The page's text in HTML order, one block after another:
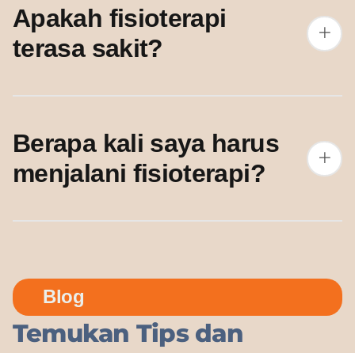
Apakah fisioterapi
terasa sakit?
Berapa kali saya harus
menjalani fisioterapi?
Blog
Temukan Tips dan